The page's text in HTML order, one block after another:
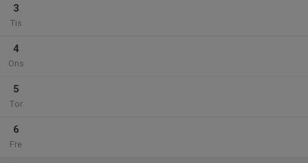
3
Tis
4
Ons
5
Tor
6
Fre